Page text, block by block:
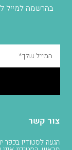
צור קשר
הגעה לסטודיו בכפר
בהרשמה למייל